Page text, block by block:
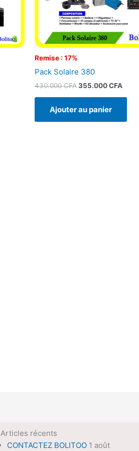
Remise : 17%
Pack Solaire 380
430.000CFA 355.000CFA
Ajouter au panier
récents
CONTACTEZ BOLITOO 1 août